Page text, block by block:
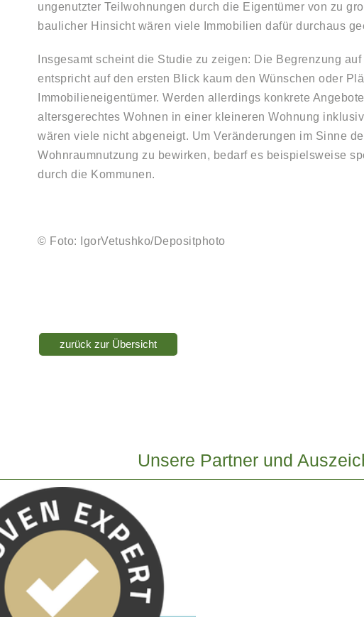
ungenutzter Teilwohnungen durch die Eigentümer von zu
baulicher Hinsicht wären viele Immobilien dafür durchaus
Insgesamt scheint die Studie zu zeigen: Die Begrenzung
entspricht auf den ersten Blick kaum den Wünschen oder
Immobilieneigentümer. Werden allerdings konkrete
altersgerechtes Wohnen in einer kleineren Wohnung
wären viele nicht abgeneigt. Um Veränderungen im Sinne
Wohnraumnutzung zu bewirken, bedarf es beispielsweise
durch die Kommunen.
© Foto: IgorVetushko/Depositphoto
zurück zur Übersicht
Unsere Partner und